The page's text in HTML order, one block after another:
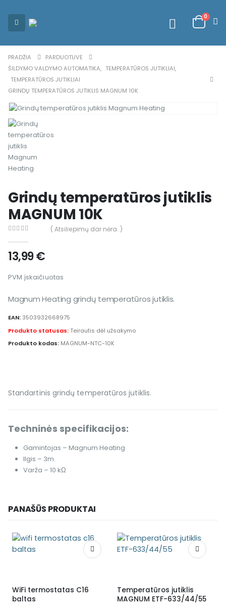
0
PRADŽIA
PARDUOTUVĖ
ŠILDYMO VALDYMO AUTOMATIKA, TEMPERATŪROS JUTIKLIAI,
TEMPERATŪROS JUTIKLIAI
GRINDŲ TEMPERATŪROS JUTIKLIS MAGNUM 10K
Grindų temperatūros jutiklis
MAGNUM 10K
( Atsiliepimų dar nėra. )
13,99€
PVM įskaičiuotas
Magnum Heating grindų temperatūros jutiklis.
EAN:3503932668975
Produkto statusas:Teirautis dėl užsakymo
Produkto kodas: MAGNUM-NTC-10K
Standartinis grindų temperatūros jutiklis.
Techninės specifikacijos:
Gamintojas – Magnum Heating
Ilgis – 3m.
Varža – 10 kΩ
PANAŠŪS PRODUKTAI
WiFi termostatas C16
baltas
Temperatūros jutiklis
MAGNUM ETF-633/44/55